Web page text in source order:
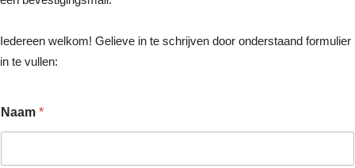
Iedereen welkom! Gelieve in te schrijven door onderstaand formulier
in te vullen:
Naam *